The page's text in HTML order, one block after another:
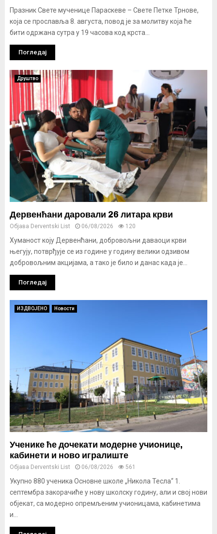
Празник Свете мученице Параскеве – Свете Петке Трнове,
која се прославља 8. августа, повод је за молитву која ће
бити одржана сутра у 19 часова код крста...
Погледај
Друштво
Дервенћани даровали 26 литара крви
Објава Derventski List 06/08/2026 120
Хуманост коју Дервенћани, добровољни даваоци крви
његују, потврђује се из године у годину велики одзивом
добровољним акцијама, а тако је било и данас када је...
Погледај
ИЗДВОЈЕНО Новости
Ученике ће дочекати модерне учионице,
кабинети и ново игралиште
Објава Derventski List 06/08/2026 561
Укупно 880 ученика Основне школе „Никола Тесла“ 1.
септембра закорачиће у нову школску годину, али и свој нови
објекат, са модерно опремљеним учионицама, кабинетима
и...